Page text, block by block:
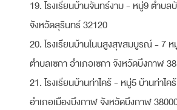
19. โรงเรียนบ้านจันทร์งาม - หมู่9 ตำบล
จังหวัดสุรินทร์ 32120
20. โรงเรียนบ้านโนนสูงสุขสมบูรณ์ - 7 ห
ตำบลเซกา อำเภอเซกา จังหวัดบึงกาฬ
21. โรงเรียนบ้านท่าไคร้ - หมู่5 บ้านท่าไ
อำเภอเมืองบึงกาฬ จังหวัดบึงกาฬ